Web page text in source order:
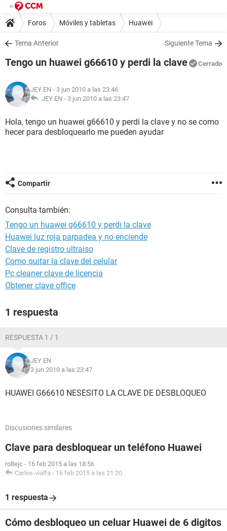
Foros Móviles y tabletas Huawei
Tema Anterior Siguiente Tema
Tengo un huawei g66610 y perdi la clave Cerrado
JEY EN - 3 jun 2010 a las 23:46
JEY EN - 3 jun 2010 a las 23:47
Hola, tengo un huawei g66610 y perdi la clave y no se como
hecer para desbloquearlo me pueden ayudar
Compartir
Consulta también:
Tengo un huawei g66610 y perdi la clave
Huawei luz roja parpadea y no enciende
Clave de registro ultraiso
Como quitar la clave del celular
Pc cleaner clave de licencia
Obtener clave office
1 respuesta
RESPUESTA 1 / 1
JEY EN
3 jun 2010 a las 23:47
HUAWEI G66610 NESESITO LA CLAVE DE DESBLOQUEO
Discusiones similares
Clave para desbloquear un teléfono Huawei
roltejc - 16 feb 2015 a las 18:56
Carlos-vialfa - 16 feb 2015 a las 21:20
1 respuesta
Cómo desbloqueo un celuar Huawei de 6 digitos